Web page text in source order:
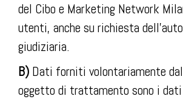
del Cibo e Marketing Network
utenti, anche su richiesta
giudiziaria.
B) Dati forniti volontariamente
oggetto di trattamento sono i dati